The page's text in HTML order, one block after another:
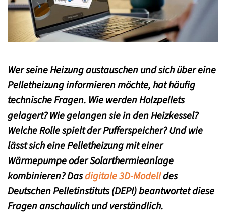
Wer seine Heizung austauschen und sich über eine
Pelletheizung informieren möchte, hat häufig
technische Fragen. Wie werden Holzpellets
gelagert? Wie gelangen sie in den Heizkessel?
Welche Rolle spielt der Pufferspeicher? Und wie
lässt sich eine Pelletheizung mit einer
Wärmepumpe oder Solarthermieanlage
kombinieren? Dasdigitale 3D-Modelldes
Deutschen Pelletinstituts (DEPI) beantwortet diese
Fragen anschaulich und verständlich.